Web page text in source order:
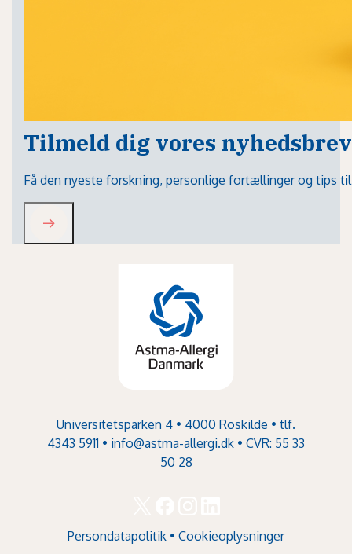
Tilmeld dig vores nyhedsbrev
Få den nyeste forskning, personlige fortællinger og tips
Universitetsparken 4 • 4000 Roskilde • tlf.
4343 5911 • info@astma-allergi.dk • CVR: 55 33
50 28
Persondatapolitik • Cookieoplysninger